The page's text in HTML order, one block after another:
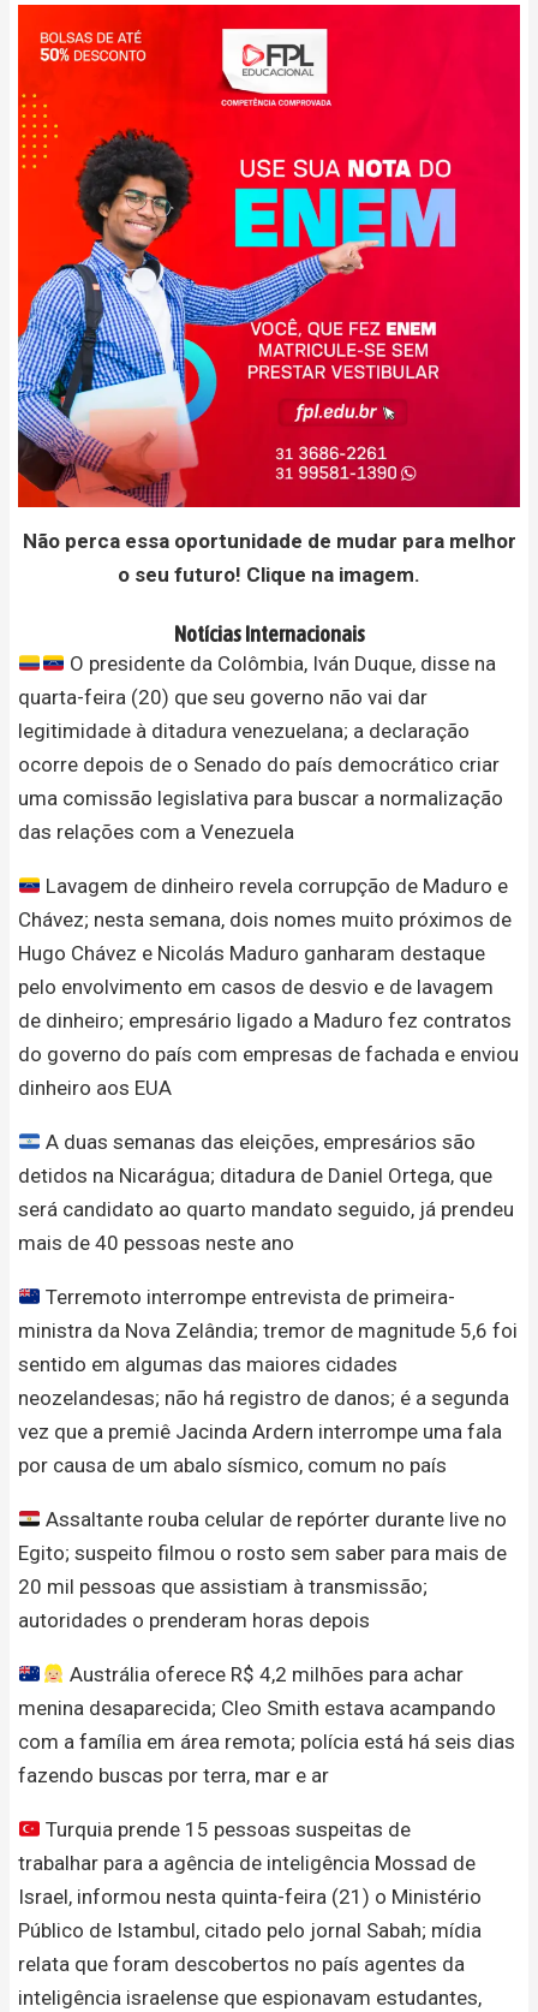
Não perca essa oportunidade de mudar para melhor
o seu futuro! Clique na imagem.
Notícias Internacionais
O presidente da Colômbia, Iván Duque, disse na
quarta-feira (20) que seu governo não vai dar
legitimidade à ditadura venezuelana; a declaração
ocorre depois de o Senado do país democrático criar
uma comissão legislativa para buscar a normalização
das relações com a Venezuela
Lavagem de dinheiro revela corrupção de Maduro e
Chávez; nesta semana, dois nomes muito próximos de
Hugo Chávez e Nicolás Maduro ganharam destaque
pelo envolvimento em casos de desvio e de lavagem
de dinheiro; empresário ligado a Maduro fez contratos
do governo do país com empresas de fachada e enviou
dinheiro aos EUA
A duas semanas das eleições, empresários são
detidos na Nicarágua; ditadura de Daniel Ortega, que
será candidato ao quarto mandato seguido, já prendeu
mais de 40 pessoas neste ano
Terremoto interrompe entrevista de primeira-
ministra da Nova Zelândia; tremor de magnitude 5,6 foi
sentido em algumas das maiores cidades
neozelandesas; não há registro de danos; é a segunda
vez que a premiê Jacinda Ardern interrompe uma fala
por causa de um abalo sísmico, comum no país
Assaltante rouba celular de repórter durante live no
Egito; suspeito filmou o rosto sem saber para mais de
20 mil pessoas que assistiam à transmissão;
autoridades o prenderam horas depois
Austrália oferece R$ 4,2 milhões para achar
menina desaparecida; Cleo Smith estava acampando
com a família em área remota; polícia está há seis dias
fazendo buscas por terra, mar e ar
Turquia prende 15 pessoas suspeitas de
trabalhar para a agência de inteligência Mossad de
Israel, informou nesta quinta-feira (21) o Ministério
Público de Istambul, citado pelo jornal Sabah; mídia
relata que foram descobertos no país agentes da
inteligência israelense que espionavam estudantes,